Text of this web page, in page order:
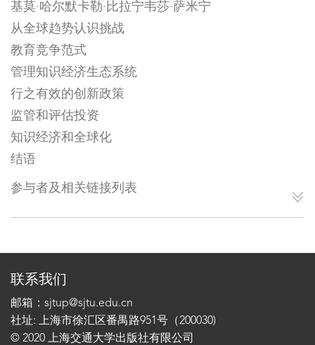
基莫·哈尔默卡勒·比拉宁韦莎·萨米宁
从全球趋势认识挑战
教育竞争范式
管理知识经济生态系统
行之有效的创新政策
监管和评估投资
知识经济和全球化
结语
参与者及相关链接列表
联系我们
邮箱：sjtup@sjtu.edu.cn
社址: 上海市徐汇区番禺路951号（200030)
© 2020 上海交通大学出版社有限公司